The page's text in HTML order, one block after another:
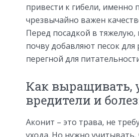
привести к гибели, именно
чрезвычайно важен
Перед посадкой в тяжелую,
почву добавляют песок для
перегной для
Как выращивать,
вредители и
Аконит – это трава, не